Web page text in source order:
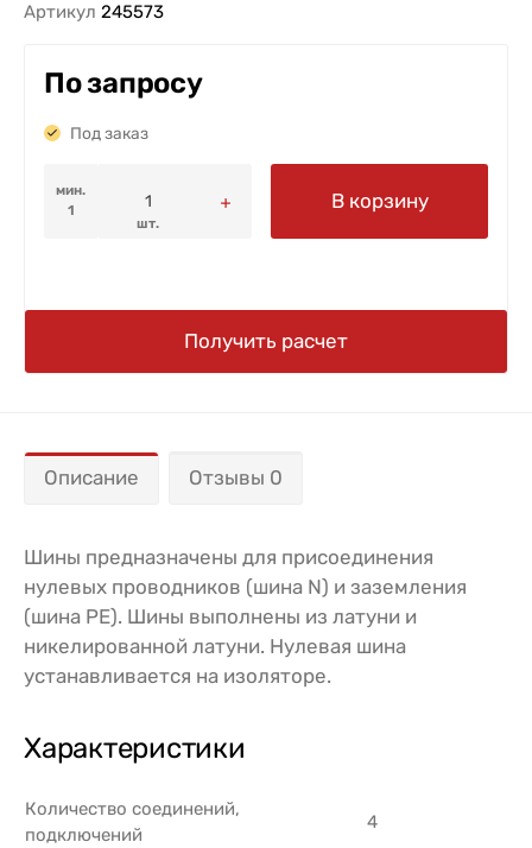
Артикул 245573
По запросу
Под заказ
мин.
1
шт.
В корзину
Получить расчет
Описание Отзывы 0
Шины предназначены для присоединения
нулевых проводников (шина N) и заземления
(шина PE). Шины выполнены из латуни и
никелированной латуни. Нулевая шина
устанавливается на изоляторе.
Характеристики
Количество соединений,
подключений
4